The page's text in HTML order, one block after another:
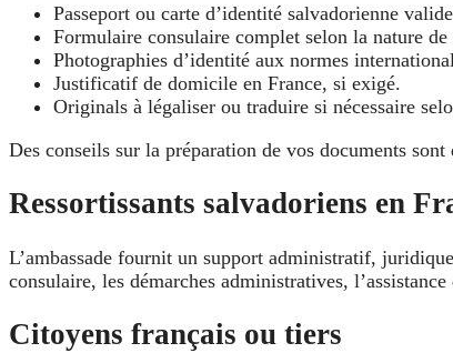
Passeport ou carte d’identité salvadorienne
Formulaire consulaire complet selon la nature de
Photographies d’identité aux normes
Justificatif de domicile en France, si exigé.
Originals à légaliser ou traduire si nécessaire
Des conseils sur la préparation de vos documents
Ressortissants salvadoriens en
L’ambassade fournit un support administratif,
consulaire, les démarches administratives,
Citoyens français ou tiers